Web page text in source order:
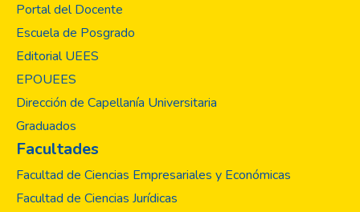
Paredes Ortiz el Titulo de DOCTOR
HONORIS CAUSA, "como muestra de
humanitarismo, capacidad de la educación,
fundamentalmente su liderazgo como
Salvador, en beneficio de generaciones de
profesionales de distintas especialidades
Portal del Docente
Escuela de Posgrado
Editorial UEES
EPOUEES
Dirección de Capellanía Universitaria
Graduados
Facultades
Facultad de Ciencias Empresariales y Económicas
Facultad de Ciencias Jurídicas